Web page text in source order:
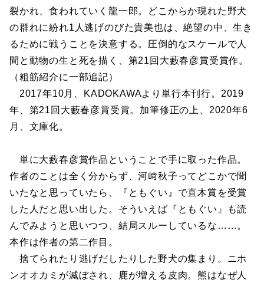
裂かれ、食われていく龍一郎。どこからか現れた野犬
の群れに紛れ1人逃げのびた貴美也は、絶望の中、生き
るために戦うことを決意する。圧倒的なスケールで人
間と動物の生と死を描く、第21回大藪春彦賞受賞作。
（粗筋紹介に一部追記）
2017年10月、KADOKAWAより単行本刊行。2019
年、第21回大藪春彦賞受賞。加筆修正の上、2020年6
月、文庫化。
単に大藪春彦賞作品ということで手に取った作品。
作者のことは全く分からず、河﨑秋子ってどこかで聞
いたなと思っていたら、『ともぐい』で直木賞を受賞
した人だと思い出した。そういえば『ともぐい』も読
んでみようと思いつつ、結局スルーしているな……。
本作は作者の第二作目。
捨てられたり逃げだしたりした野犬の集まり。ニホ
ンオオカミが滅ぼされ、鹿が増える皮肉。熊はなぜ人